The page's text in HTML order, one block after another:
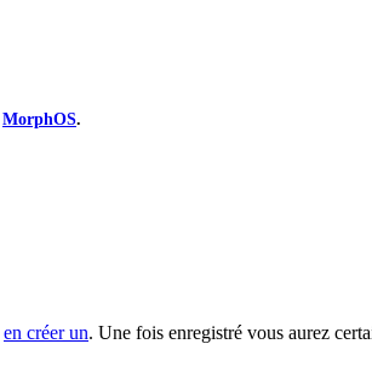
MorphOS.
en créer un. Une fois enregistré vous aurez